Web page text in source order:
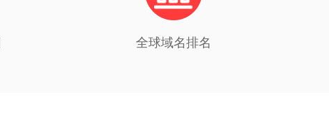
全球域名排名